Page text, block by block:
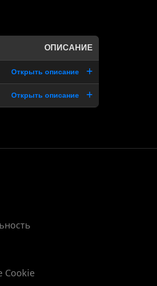
ОПИСАНИЕ
Открыть описание
Открыть описание
Cookie